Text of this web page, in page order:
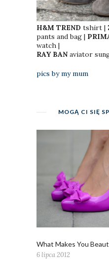
H&M TREND tshirt |
pants and bag |
watch |
RAY BAN aviator
pics by my mum
MOGĄ CI SIĘ
What Makes You
6 lipca 2012